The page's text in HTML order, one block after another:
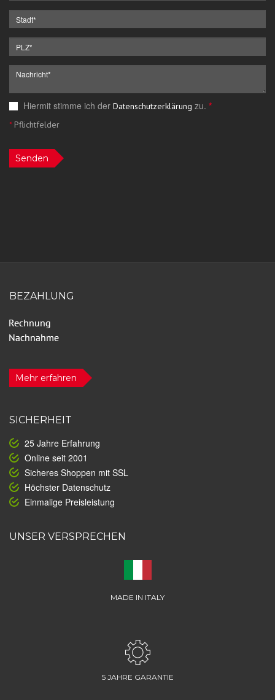
Hiermit stimme ich der Datenschutzerklärung zu. *
*Pflichtfelder
Senden
BEZAHLUNG
Mehr erfahren
SICHERHEIT
25 Jahre Erfahrung
Online seit 2001
Sicheres Shoppen mit SSL
Höchster Datenschutz
Einmalige Preisleistung
UNSER VERSPRECHEN
MADE IN ITALY
5 JAHRE GARANTIE